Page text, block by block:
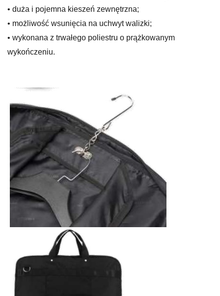
• duża i pojemna kieszeń zewnętrzna;
• możliwość wsunięcia na uchwyt walizki;
• wykonana z trwałego poliestru o prążkowanym
wykończeniu.